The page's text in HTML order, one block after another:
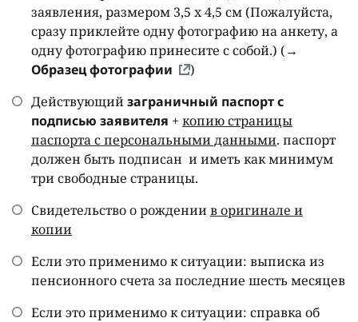
заявления, размером 3,5 x 4,5 см (Пожалуйста,
сразу приклейте одну фотографию на анкету, а
одну фотографию принесите с собой.) (→
Образец фотографии
)
Действующийзаграничный паспорт с
подписью заявителя + копию страницы
паспорта с персональными данными. паспорт
должен быть подписан и иметь как минимум
три свободные страницы.
Свидетельство о рождениив оригинале и
копии
Если это применимо к ситуации: выписка из
пенсионного счета за последние шесть месяцев
Если это применимо к ситуации: справка об